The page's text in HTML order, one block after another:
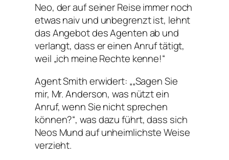
Neo, der auf seiner Reise immer noch
etwas naiv und unbegrenzt ist, lehnt
das Angebot des Agenten ab und
verlangt, dass er einen Anruf tätigt,
weil „ich meine Rechte kenne!“
Agent Smith erwidert: „„Sagen Sie
mir, Mr. Anderson, was nützt ein
Anruf, wenn Sie nicht sprechen
können?“, was dazu führt, dass sich
Neos Mund auf unheimlichste Weise
verzieht.